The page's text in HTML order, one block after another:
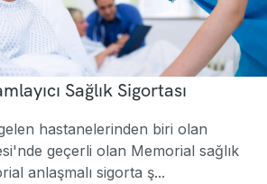
Sağlık Sigortası
hastanelerinden biri olan
geçerli olan Memorial sağlık
anlaşmalı sigorta ş...